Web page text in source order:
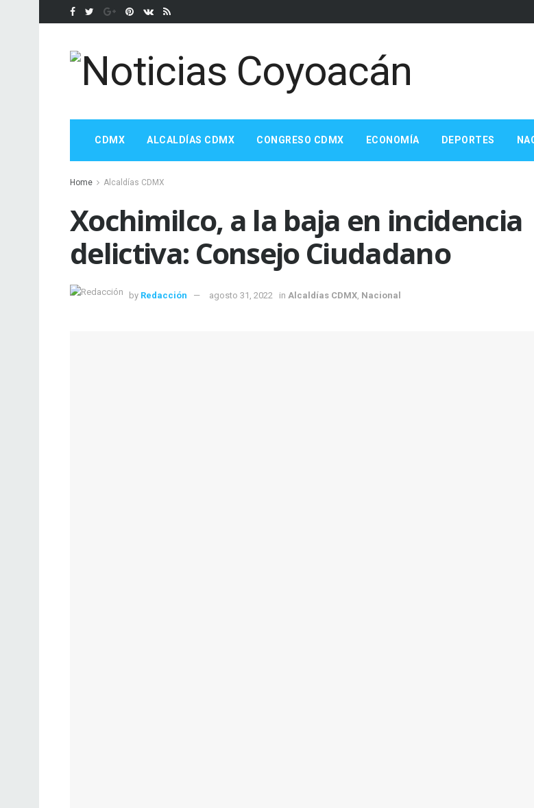
CDMX ALCALDÍAS CDMX CONGRESO CDMX ECONOMÍA DEPORTES
Home Alcaldías CDMX
Xochimilco, a la baja en incidencia
delictiva: Consejo Ciudadano
by Redacción agosto 31, 2022 in Alcaldías CDMX Nacional